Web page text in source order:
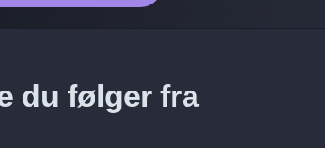
du følger fra